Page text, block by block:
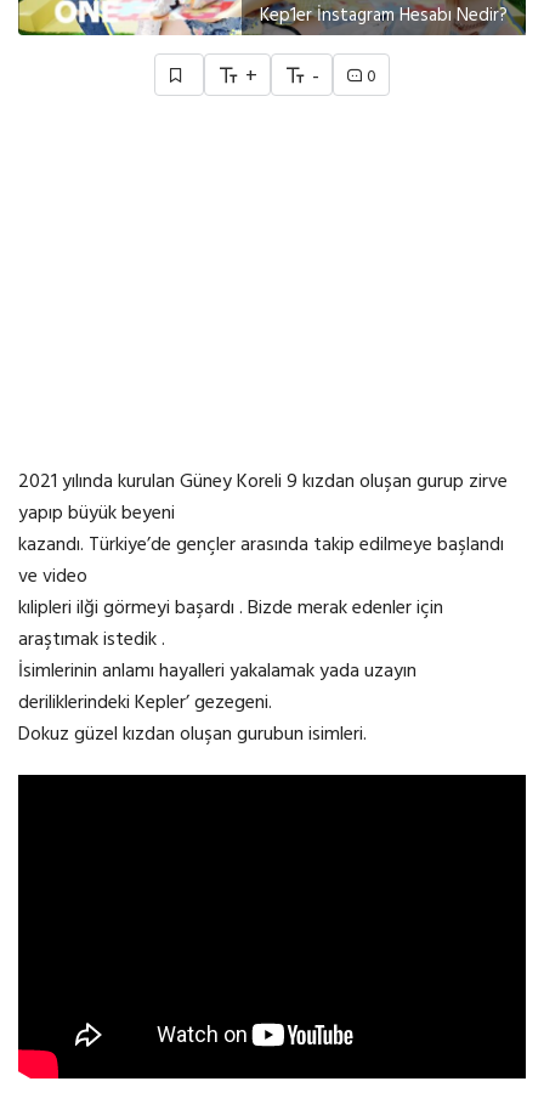
Kep1er İnstagram Hesabı Nedir?
+ - 0
2021 yılında kurulan Güney Koreli 9 kızdan oluşan gurup zirve
yapıp büyük beyeni
kazandı. Türkiye’de gençler arasında takip edilmeye başlandı
ve video
kılipleri ilği görmeyi başardı . Bizde merak edenler için
araştımak istedik .
İsimlerinin anlamı hayalleri yakalamak yada uzayın
deriliklerindeki Kepler’ gezegeni.
Dokuz güzel kızdan oluşan gurubun isimleri.